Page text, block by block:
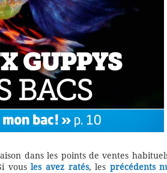
dans les points de ventes
vousles avez ratés, les précédents